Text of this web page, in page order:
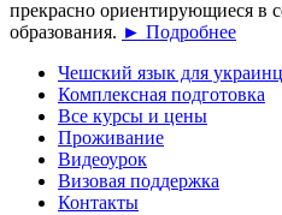
прекрасно ориентирующиеся в
образования. ► Подробнее
Чешский язык для
Комплексная подготовка
Все курсы и цены
Проживание
Видеоурок
Визовая поддержка
Контакты